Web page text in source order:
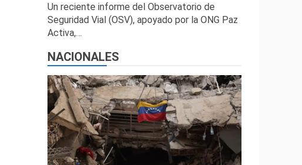
Un reciente informe del Observatorio de
Seguridad Vial (OSV), apoyado por la ONG Paz
Activa,…
NACIONALES